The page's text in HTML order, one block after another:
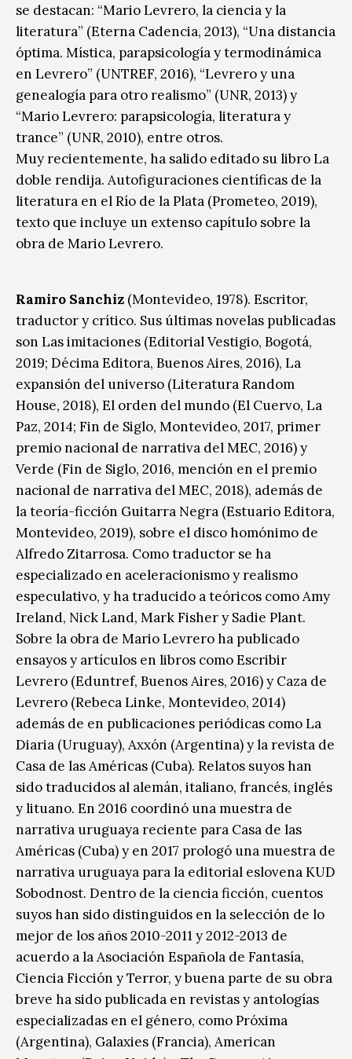
se destacan: “Mario Levrero, la ciencia y la
literatura” (Eterna Cadencia, 2013), “Una distancia
óptima. Mística, parapsicología y termodinámica
en Levrero” (UNTREF, 2016), “Levrero y una
genealogía para otro realismo” (UNR, 2013) y
“Mario Levrero: parapsicología, literatura y
trance” (UNR, 2010), entre otros.
Muy recientemente, ha salido editado su libro La
doble rendija. Autofiguraciones científicas de la
literatura en el Río de la Plata (Prometeo, 2019),
texto que incluye un extenso capítulo sobre la
obra de Mario Levrero.
Ramiro Sanchiz (Montevideo, 1978). Escritor,
traductor y crítico. Sus últimas novelas publicadas
son Las imitaciones (Editorial Vestigio, Bogotá,
2019; Décima Editora, Buenos Aires, 2016), La
expansión del universo (Literatura Random
House, 2018), El orden del mundo (El Cuervo, La
Paz, 2014; Fin de Siglo, Montevideo, 2017, primer
premio nacional de narrativa del MEC, 2016) y
Verde (Fin de Siglo, 2016, mención en el premio
nacional de narrativa del MEC, 2018), además de
la teoría-ficción Guitarra Negra (Estuario Editora,
Montevideo, 2019), sobre el disco homónimo de
Alfredo Zitarrosa. Como traductor se ha
especializado en aceleracionismo y realismo
especulativo, y ha traducido a teóricos como Amy
Ireland, Nick Land, Mark Fisher y Sadie Plant.
Sobre la obra de Mario Levrero ha publicado
ensayos y artículos en libros como Escribir
Levrero (Eduntref, Buenos Aires, 2016) y Caza de
Levrero (Rebeca Linke, Montevideo, 2014)
además de en publicaciones periódicas como La
Diaria (Uruguay), Axxón (Argentina) y la revista de
Casa de las Américas (Cuba). Relatos suyos han
sido traducidos al alemán, italiano, francés, inglés
y lituano. En 2016 coordinó una muestra de
narrativa uruguaya reciente para Casa de las
Américas (Cuba) y en 2017 prologó una muestra de
narrativa uruguaya para la editorial eslovena KUD
Sobodnost. Dentro de la ciencia ficción, cuentos
suyos han sido distinguidos en la selección de lo
mejor de los años 2010-2011 y 2012-2013 de
acuerdo a la Asociación Española de Fantasía,
Ciencia Ficción y Terror, y buena parte de su obra
breve ha sido publicada en revistas y antologías
especializadas en el género, como Próxima
(Argentina), Galaxies (Francia), American